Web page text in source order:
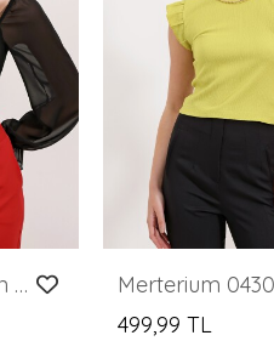
Merterium Kadın Siyah Şifon Önü Fermuarlı Bluz 0496
499,99 TL